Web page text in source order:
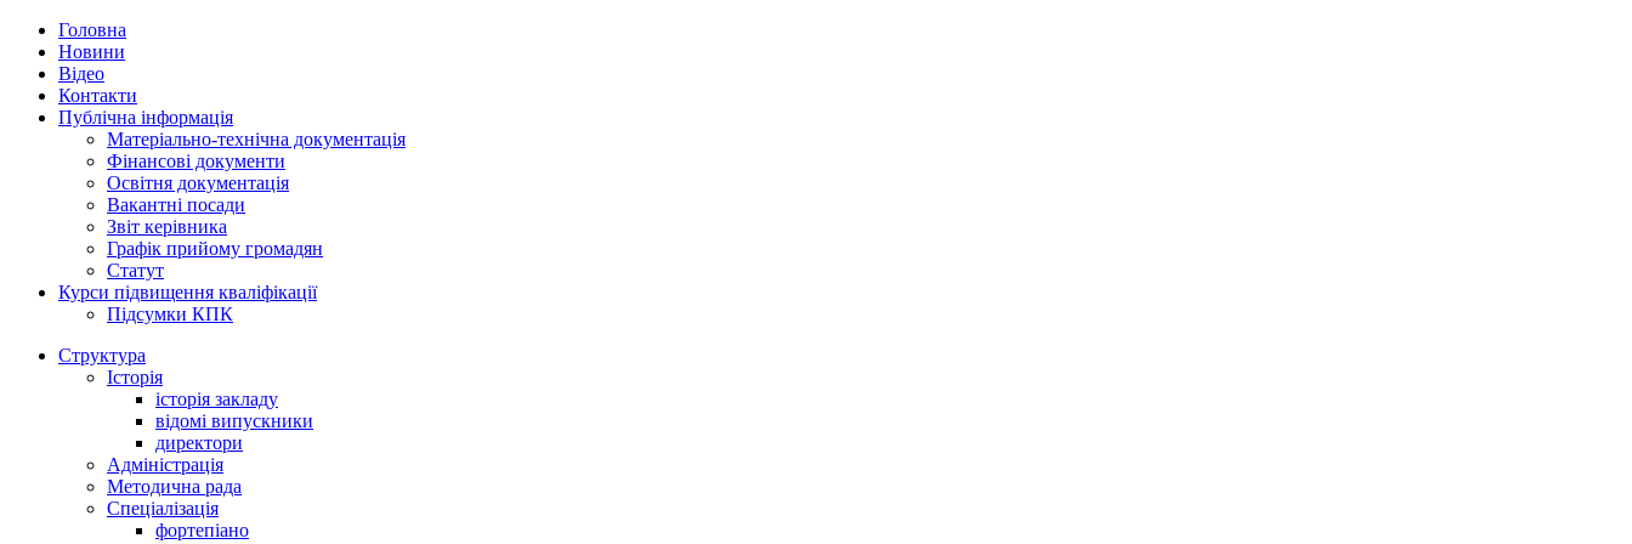
Головна
Новини
Відео
Контакти
Публічна інформація
Матеріально-технічна документація
Фінансові документи
Освітня документація
Вакантні посади
Звіт керівника
Графік прийому громадян
Статут
Курси підвищення кваліфікації
Підсумки КПК
Структура
Історія
історія закладу
відомі випускники
директори
Адміністрація
Методична рада
Спеціалізація
фортепіано